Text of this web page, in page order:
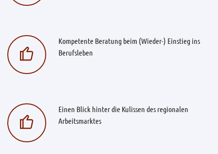
Kompetente Beratung beim (Wieder-) Einstieg ins
Berufsleben
Einen Blick hinter die Kulissen des regionalen
Arbeitsmarktes